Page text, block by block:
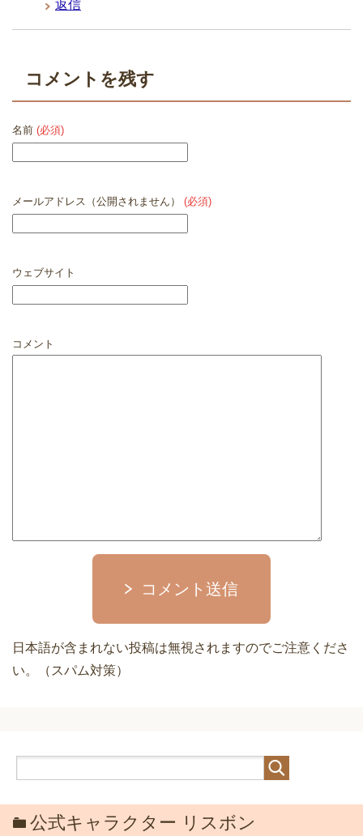
返信
コメントを残す
名前 (必須)
メールアドレス（公開されません） (必須)
ウェブサイト
コメント
コメント送信
日本語が含まれない投稿は無視されますのでご注意くださ
い。（スパム対策）
公式キャラクター リスボン